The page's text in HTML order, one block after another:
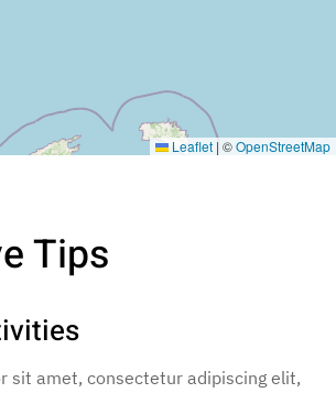
Leaflet | ©OpenStreetMap
Tips
sit amet, consectetur adipiscing elit,